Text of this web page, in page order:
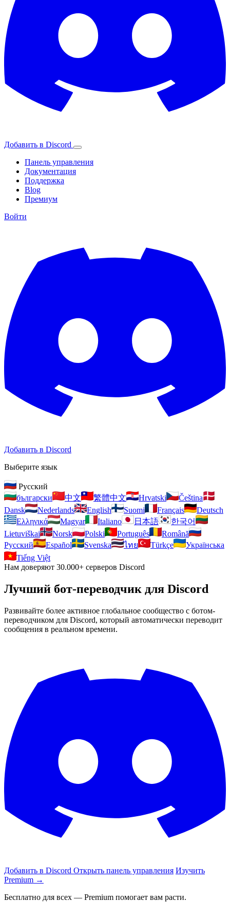
Добавить в Discord
Панель управления
Документация
Поддержка
Blog
Премиум
Войти
Добавить в Discord
Выберите язык
Pусский
български
中文 繁體中文 Hrvatski
Čeština
Dansk
Nederlands English Suomi Français
Deutsch
Ελληνικά
Magyar Italiano 日本語
한국어
Lietuviškai
Norsk Polski Português
Română
Pусский
Español Svenska ไทย Türkçe
Українська
Tiếng Việt
Нам доверяют 30.000+ серверов Discord
Лучший бот-переводчик для Discord
Развивайте более активное глобальное сообщество с ботом-
переводчиком для Discord, который автоматически переводит
сообщения в реальном времени.
Добавить в Discord Открыть панель управления Изучить
Premium →
Бесплатно для всех — Premium помогает вам расти.